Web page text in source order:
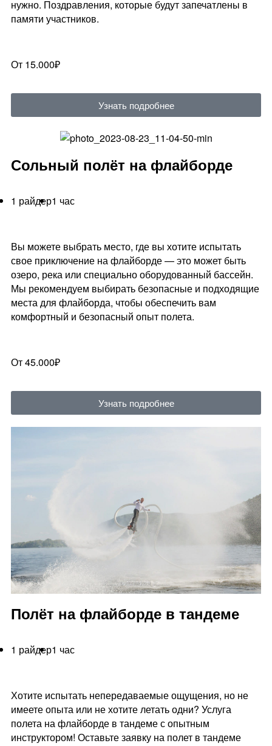
нужно. Поздравления, которые будут запечатлены в
памяти участников.
От 15.000₽
Узнать подробнее
Сольный полёт на флайборде
1 райдер1 час
Вы можете выбрать место, где вы хотите испытать
свое приключение на флайборде — это может быть
озеро, река или специально оборудованный бассейн.
Мы рекомендуем выбирать безопасные и подходящие
места для флайборда, чтобы обеспечить вам
комфортный и безопасный опыт полета.
От 45.000₽
Узнать подробнее
Полёт на флайборде в тандеме
1 райдер1 час
Хотите испытать непередаваемые ощущения, но не
имеете опыта или не хотите летать одни? Услуга
полета на флайборде в тандеме с опытным
инструктором! Оставьте заявку на полет в тандеме